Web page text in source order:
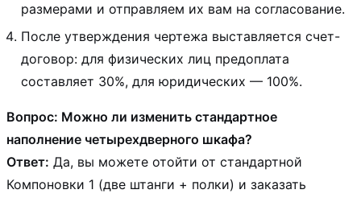
размерами и отправляем их вам на согласование.
После утверждения чертежа выставляется счет-
договор: для физических лиц предоплата
составляет 30%, для юридических — 100%.
Вопрос: Можно ли изменить стандартное
наполнение четырехдверного шкафа?
Ответ: Да, вы можете отойти от стандартной
Компоновки 1 (две штанги + полки) и заказать